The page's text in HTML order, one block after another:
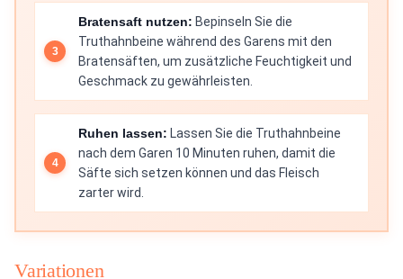
Bratensaft nutzen: Bepinseln Sie die
Truthahnbeine während des Garens mit den
Bratensäften, um zusätzliche Feuchtigkeit und
Geschmack zu gewährleisten.
Ruhen lassen: Lassen Sie die Truthahnbeine
nach dem Garen 10 Minuten ruhen, damit die
Säfte sich setzen können und das Fleisch
zarter wird.
Variationen